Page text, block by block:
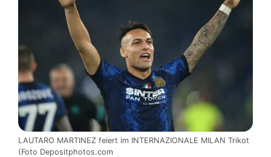
LAUTARO MARTINEZ feiert im INTERNAZIONALE MILAN Trikot
(Foto Depositphotos.com